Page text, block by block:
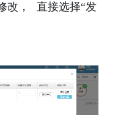
改，  直接选择“发